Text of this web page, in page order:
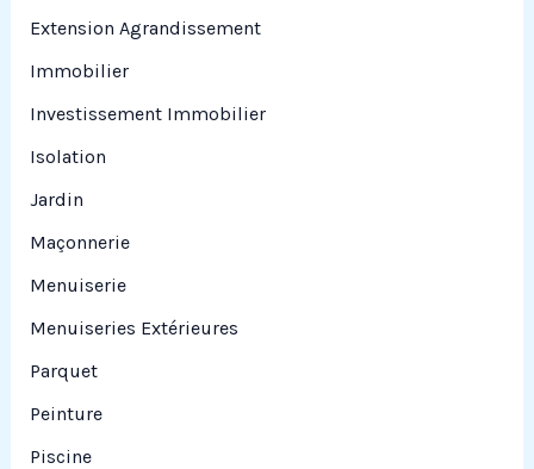
Extension Agrandissement
Immobilier
Investissement Immobilier
Isolation
Jardin
Maçonnerie
Menuiserie
Menuiseries Extérieures
Parquet
Peinture
Piscine